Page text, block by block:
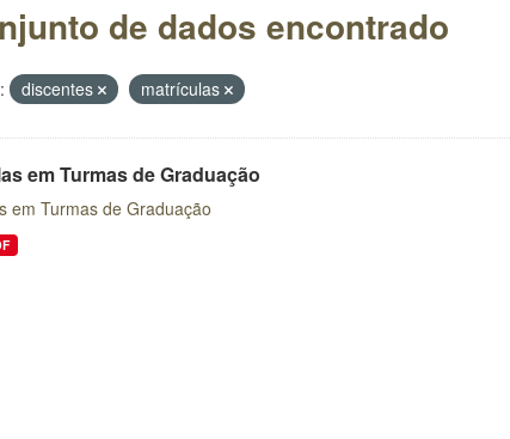
de dados encontrado
discentes matrículas
em Turmas de Graduação
em Turmas de Graduação